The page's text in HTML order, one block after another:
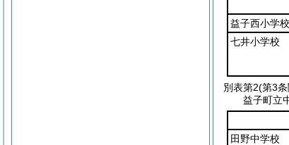
益子西小学校
七井小学校
別表第2(第3
益子町立
田野中学校